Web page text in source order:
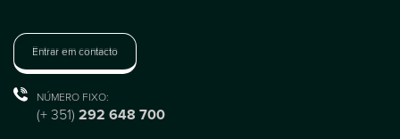
Entrar em contacto
NÚMERO FIXO:
(+ 351) 292 648 700